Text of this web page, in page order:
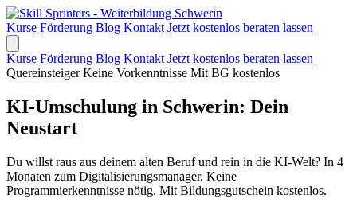
Kurse Förderung Blog Kontakt Jetzt kostenlos beraten lassen
Kurse Förderung Blog Kontakt Jetzt kostenlos beraten lassen
QuereinsteigerKeine Vorkenntnisse Mit BG kostenlos
KI-Umschulung in Schwerin: Dein
Neustart
Du willst raus aus deinem alten Beruf und rein in die KI-Welt? In 4
Monaten zum Digitalisierungsmanager. Keine
Programmierkenntnisse nötig. Mit Bildungsgutschein kostenlos.